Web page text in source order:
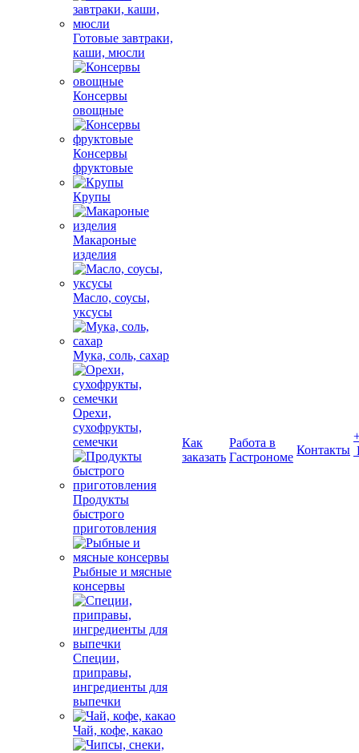
Готовые завтраки,
каши, мюсли
Консервы
овощные
Консервы
фруктовые
Крупы
Макароные
изделия
Масло, соусы,
уксусы
Мука, соль, сахар
Орехи,
сухофрукты,
семечки
Продукты
быстрого
приготовления
Рыбные и мясные
консервы
Специи,
приправы,
ингредиенты для
выпечки
Чай, кофе, какао
Как
заказать
Работа в
Гастрономе
Контакты